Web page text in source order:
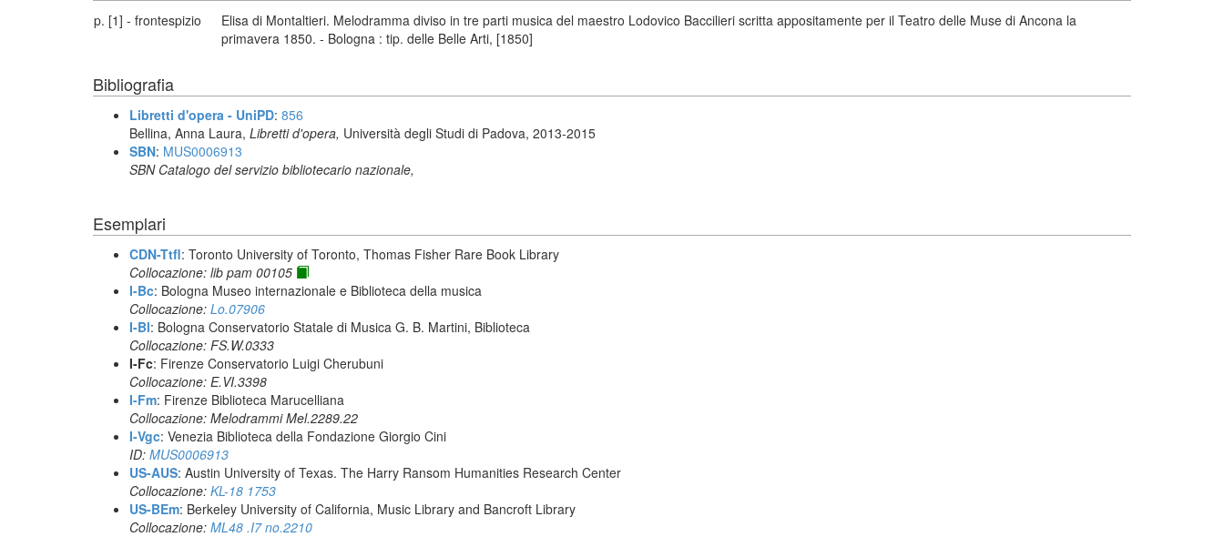
p. [1] - frontespizio
Elisa di Montaltieri. Melodramma diviso in tre parti musica del maestro Lodovico Baccilieri scritta appositamente per il Teatro delle Muse di Ancona la
primavera 1850. - Bologna : tip. delle Belle Arti, [1850]
Bibliografia
Libretti d'opera - UniPD: 856
Bellina, Anna Laura, Libretti d'opera, Università degli Studi di Padova, 2013-2015
SBN: MUS0006913
SBN Catalogo del servizio bibliotecario nazionale,
Esemplari
CDN-Ttfl: Toronto University of Toronto, Thomas Fisher Rare Book Library
Collocazione: lib pam 00105
I-Bc: Bologna Museo internazionale e Biblioteca della musica
Collocazione: Lo.07906
I-Bl: Bologna Conservatorio Statale di Musica G. B. Martini, Biblioteca
Collocazione: FS.W.0333
I-Fc: Firenze Conservatorio Luigi Cherubuni
Collocazione: E.VI.3398
I-Fm: Firenze Biblioteca Marucelliana
Collocazione: Melodrammi Mel.2289.22
I-Vgc: Venezia Biblioteca della Fondazione Giorgio Cini
ID: MUS0006913
US-AUS: Austin University of Texas. The Harry Ransom Humanities Research Center
Collocazione: KL-18 1753
US-BEm: Berkeley University of California, Music Library and Bancroft Library
Collocazione: ML48 .I7 no.2210